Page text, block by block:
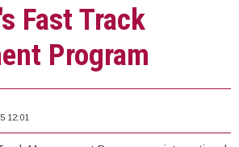
Fast Track
Program
12:01